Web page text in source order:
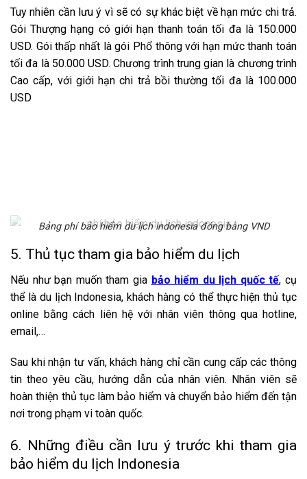
Tuy nhiên cần lưu ý vì sẽ có sự khác biệt về hạn mức chi trả.
Gói Thượng hạng có giới hạn thanh toán tối đa là 150.000
USD. Gói thấp nhất là gói Phổ thông với hạn mức thanh toán
tối đa là 50.000 USD. Chương trình trung gian là chương trình
Cao cấp, với giới hạn chi trả bồi thường tối đa là 100.000
USD
Bảng phí bảo hiểm du lịch indonesia đóng bằng VND
5. Thủ tục tham gia bảo hiểm du lịch
Nếu như bạn muốn tham gia bảo hiểm du lịch quốc tế, cụ
thể là du lịch Indonesia, khách hàng có thể thực hiện thủ tục
online bằng cách liên hệ với nhân viên thông qua hotline,
email,…
Sau khi nhận tư vấn, khách hàng chỉ cần cung cấp các thông
tin theo yêu cầu, hướng dẫn của nhân viên. Nhân viên sẽ
hoàn thiện thủ tục làm bảo hiểm và chuyển bảo hiểm đến tận
nơi trong phạm vi toàn quốc.
6. Những điều cần lưu ý trước khi tham gia
bảo hiểm du lịch Indonesia